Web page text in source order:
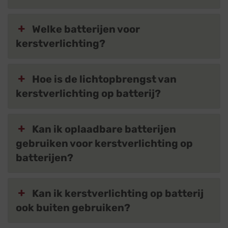
Welke batterijen voor
kerstverlichting?
Hoe is de lichtopbrengst van
kerstverlichting op batterij?
Kan ik oplaadbare batterijen
gebruiken voor kerstverlichting op
batterijen?
Kan ik kerstverlichting op batterij
ook buiten gebruiken?